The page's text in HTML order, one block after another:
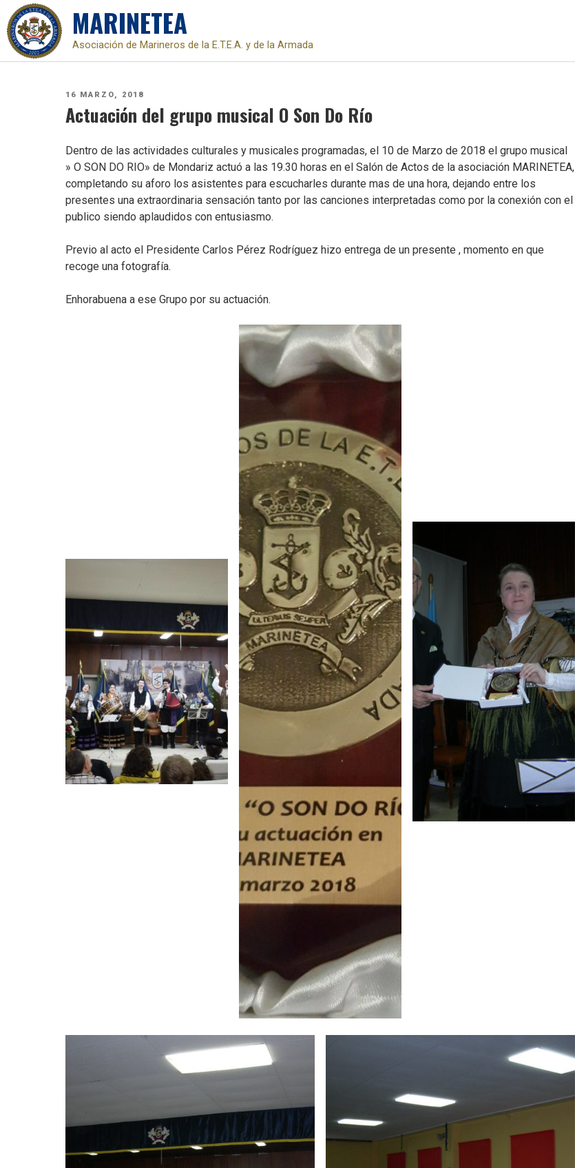
MARINETEA
Asociación de Marineros de la E.T.E.A. y de la Armada
PUBLICADO
16 MARZO, 2018
Actuación del grupo musical O Son Do Río
Dentro de las actividades culturales y musicales programadas, el 10 de Marzo de 2018 el grupo musical
» O SON DO RIO» de Mondariz actuó a las 19.30 horas en el Salón de Actos de la asociación MARINETEA,
completando su aforo los asistentes para escucharles durante mas de una hora, dejando entre los
presentes una extraordinaria sensación tanto por las canciones interpretadas como por la conexión con el
publico siendo aplaudidos con entusiasmo.
Previo al acto el Presidente Carlos Pérez Rodríguez hizo entrega de un presente , momento en que
recoge una fotografía.
Enhorabuena a ese Grupo por su actuación.